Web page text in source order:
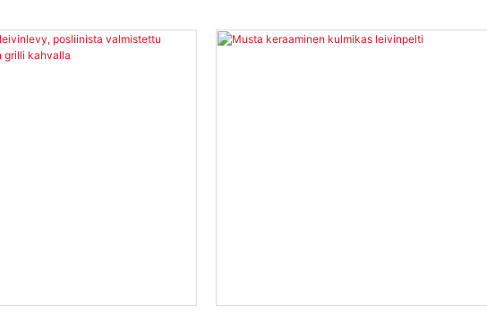
Pakkaus: Kartonki
päivää
sininen Materiaalitekniikka: Kordieriitti ja mulliitti